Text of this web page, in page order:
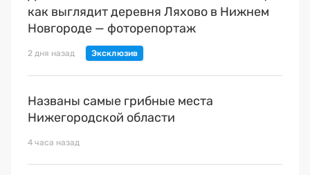
как выглядит деревня Ляхово в Нижнем
Новгороде — фоторепортаж
2 дня назад
Названы самые грибные места
Нижегородской области
4 часа назад